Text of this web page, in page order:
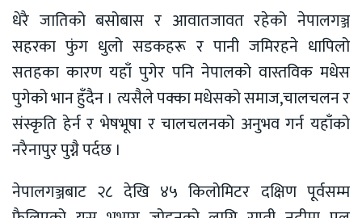
धेरै जातिको बसोबास र आवातजावत रहेको नेपालगञ्ज
सहरका फुंग धुलो सडकहरू र पानी जमिरहने धापिलो
सतहका कारण यहाँ पुगेर पनि नेपालको वास्तविक मधेस
पुगेको भान हुँदैन । त्यसैले पक्का मधेसको समाज,चालचलन र
संस्कृति हेर्न र भेषभूषा र चालचलनको अनुभव गर्न यहाँको
नरैनापुर पुग्नै पर्दछ ।
नेपालगञ्जबाट २८ देखि ४५ किलोमिटर दक्षिण पूर्वसम्म